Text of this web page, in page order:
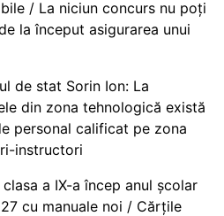
/ La niciun concurs nu poți
la început asigurarea unui
de stat Sorin Ion: La
din zona tehnologică există
personal calificat pe zona
instructori
a IX-a încep anul școlar
cu manuale noi / Cărțile